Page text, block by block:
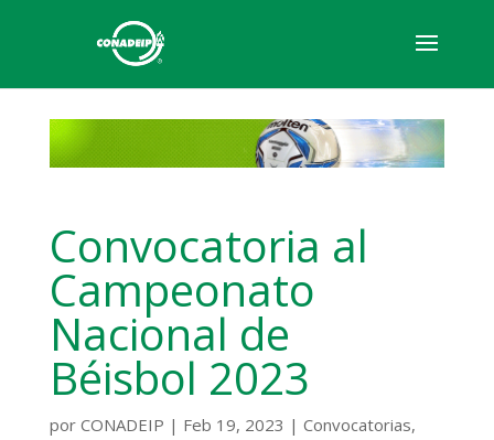
Convocatoria al
Campeonato
Nacional de
Béisbol 2023
por CONADEIP | Feb 19, 2023 | Convocatorias,